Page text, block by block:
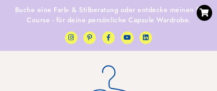
Buche eine Farb- & Stilberatung oder entdecke meinen E-
Course - für deine persönliche Capsule Wardrobe.